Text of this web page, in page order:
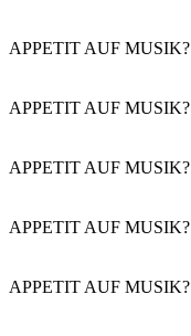
APPETIT AUF MUSIK?
APPETIT AUF MUSIK?
APPETIT AUF MUSIK?
APPETIT AUF MUSIK?
APPETIT AUF MUSIK?